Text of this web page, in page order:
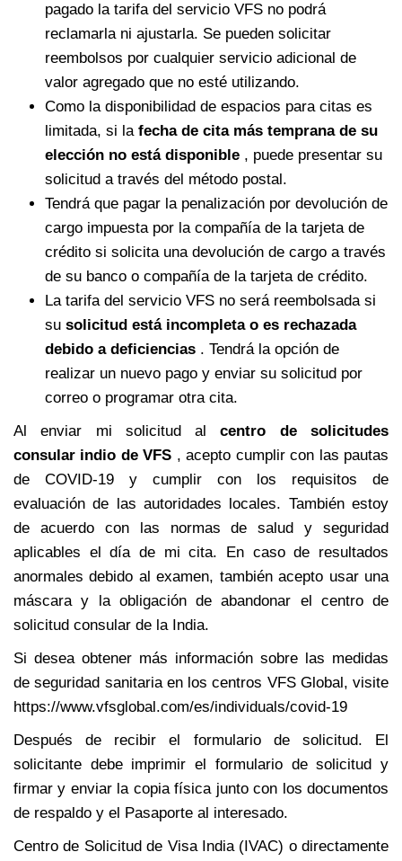
pagado la tarifa del servicio VFS no podrá
reclamarla ni ajustarla. Se pueden solicitar
reembolsos por cualquier servicio adicional de
valor agregado que no esté utilizando.
Como la disponibilidad de espacios para citas es
limitada, si la fecha de cita más temprana de su
elección no está disponible , puede presentar su
solicitud a través del método postal.
Tendrá que pagar la penalización por devolución de
cargo impuesta por la compañía de la tarjeta de
crédito si solicita una devolución de cargo a través
de su banco o compañía de la tarjeta de crédito.
La tarifa del servicio VFS no será reembolsada si
su solicitud está incompleta o es rechazada
debido a deficiencias . Tendrá la opción de
realizar un nuevo pago y enviar su solicitud por
correo o programar otra cita.
Al enviar mi solicitud alcentro de solicitudes
consular indio de VFS , acepto cumplir con las pautas
de COVID-19 y cumplir con los requisitos de
evaluación de las autoridades locales. También estoy
de acuerdo con las normas de salud y seguridad
aplicables el día de mi cita. En caso de resultados
anormales debido al examen, también acepto usar una
máscara y la obligación de abandonar el centro de
solicitud consular de la India.
Si desea obtener más información sobre las medidas
de seguridad sanitaria en los centros VFS Global, visite
https://www.vfsglobal.com/es/individuals/covid-19
Después de recibir el formulario de solicitud. El
solicitante debe imprimir el formulario de solicitud y
firmar y enviar la copia física junto con los documentos
de respaldo y el Pasaporte al interesado.
Centro de Solicitud de Visa India (IVAC) o directamente